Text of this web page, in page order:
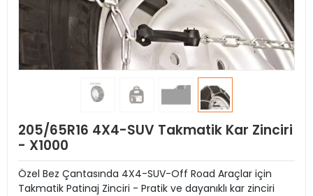
205/65R16 4X4-SUV Takmatik Kar Zinciri
- X1000
Özel Bez Çantasında 4X4-SUV-Off Road Araçlar için
Takmatik Patinaj Zinciri - Pratik ve dayanıklı kar zinciri